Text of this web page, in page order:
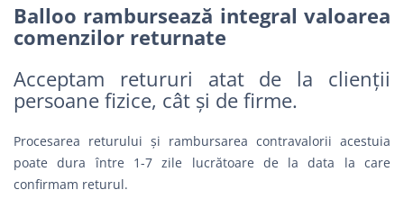
Balloo rambursează integral valoarea
comenzilor returnate
Acceptam retururi atat de la clienții
persoane fizice, cât și de firme.
Procesarea returului și rambursarea contravalorii acestuia
poate dura între 1-7 zile lucrătoare de la data la care
confirmam returul.